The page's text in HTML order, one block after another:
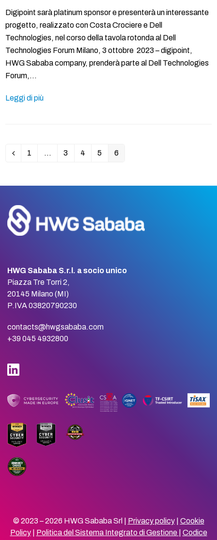
Digipoint sarà platinum sponsor e presenterà un interessante
progetto, realizzato con Costa Crociere e Dell
Technologies, nel corso della tavola rotonda al Dell
Technologies Forum Milano, 3 ottobre 2023 – digipoint,
HWG Sababa company, prenderà parte al Dell Technologies
Forum,…
Leggi di più
Precedente
Pagina
1 … Pagina
3 Pagina
4 Pagina
5 Pagina
6
HWG Sababa S.r.l. a socio unico
Piazza Tre Torri 2,
20145 Milano (MI)
P.IVA 03820790230
contacts@hwgsababa.com
+39 045 4932800
© 2023 – 2026 HWG Sababa Srl | Privacy policy| Cookie
Policy| Politica del Sistema Integrato di Gestione
Codice